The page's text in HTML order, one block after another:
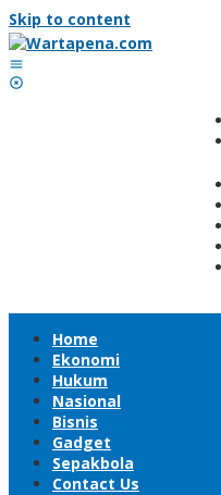
Skip to content
Home
Ekonomi
Hukum
Nasional
Bisnis
Gadget
Sepakbola
Contact Us